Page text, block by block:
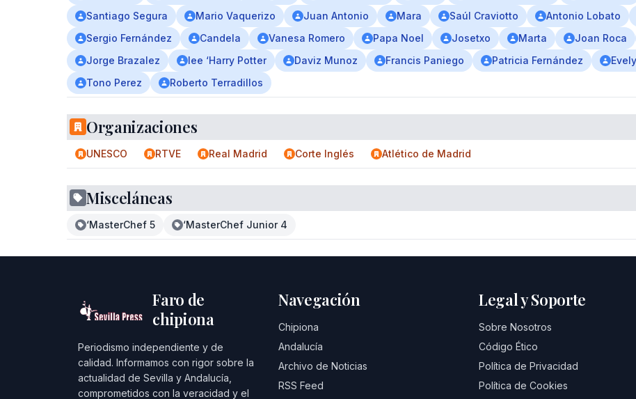
Santiago Segura
Mario Vaquerizo Juan Antonio Mara Saúl Craviotto Antonio Lobato
Sergio Fernández
Candela Vanesa Romero Papa Noel Josetxo Marta Joan Roca
Jorge Brazalez
lee ‘Harry Potter Daviz Munoz Francis Paniego Patricia Fernández
Tono Perez
Roberto Terradillos
Organizaciones
UNESCO RTVE Real Madrid Corte Inglés Atlético de Madrid
Misceláneas
‘MasterChef 5 ‘MasterChef Junior 4
Faro de
chipiona
Periodismo independiente y de
calidad. Informamos con rigor sobre la
actualidad de Sevilla y Andalucía,
comprometidos con la veracidad y el
Navegación
Chipiona
Andalucía
Archivo de Noticias
RSS Feed
Legal y Soporte
Sobre Nosotros
Código Ético
Política de Privacidad
Política de Cookies